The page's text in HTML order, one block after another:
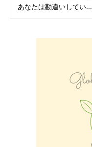
あなたは勘違いしてい...